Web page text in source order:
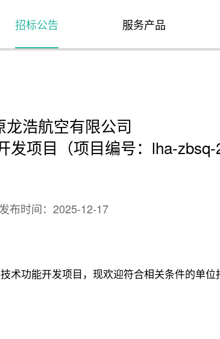
招标公告 服务产品
龙浩航空有限公司
项目（项目编号：lha-zbsq-
发布时间： 2025-12-17
功能开发项目，现欢迎符合相关条件的单位